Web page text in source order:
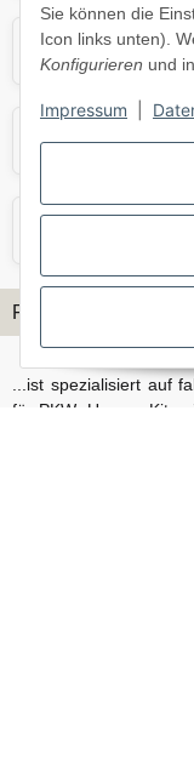
Sie können die
Icon links unten).
Konfigurieren und
Impressum
Opel
Skoda
Flex-Hydraulik...
...ist spezialisiert auf
für PKW. Unsere Kits